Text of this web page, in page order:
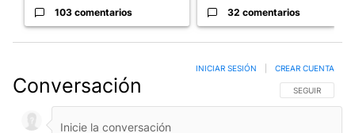
103 comentarios 32 comentarios
Conversación SIGA ESTA
SEGUIR
INICIAR SESIÓN CREAR CUENTA